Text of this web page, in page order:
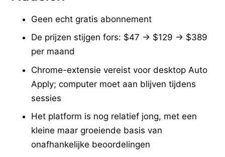
Geen echt gratis abonnement
De prijzen stijgen fors: $47 → $129 → $389
per maand
Chrome-extensie vereist voor desktop Auto
Apply; computer moet aan blijven tijdens
sessies
Het platform is nog relatief jong, met een
kleine maar groeiende basis van
onafhankelijke beoordelingen